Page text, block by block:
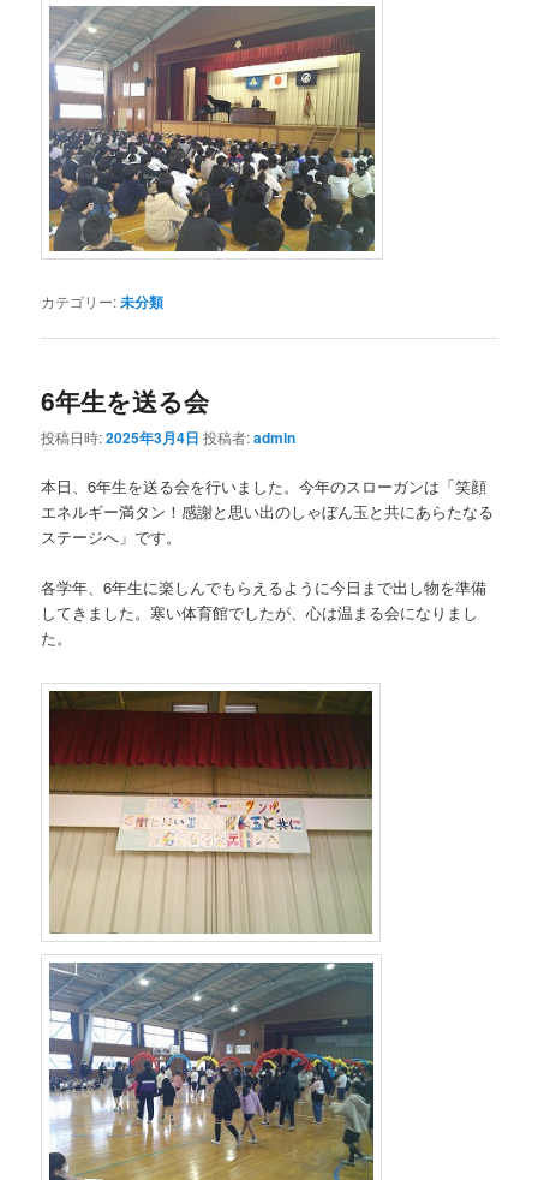
カテゴリー:未分類
6年生を送る会
投稿日時:2025年3月4日 投稿者:admin
本日、6年生を送る会を行いました。今年のスローガンは「笑顔
エネルギー満タン！感謝と思い出のしゃぼん玉と共にあらたなる
ステージへ」です。
各学年、6年生に楽しんでもらえるように今日まで出し物を準備
してきました。寒い体育館でしたが、心は温まる会になりまし
た。